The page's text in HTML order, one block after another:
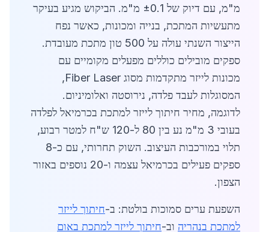
מ"מ, עם דיוק של ±0.1 מ"מ. הביקוש מגיע בעיקר
מתעשיות המתכת, בנייה ומכונות, כאשר נפח
הייצור השנתי עולה על 500 טון מתכת מעובדת.
ספקים מובילים כוללים מפעלים מקומיים עם
מכונות לייזר מתקדמות מסוג Fiber Laser,
המסוגלות לעבד פלדה, נירוסטה ואלומיניום.
לדוגמה, מחיר חיתוך לייזר למתכת בכרמיאל לפלדה
בעובי 3 מ"מ נע בין 80 ל-120 ש"ח למטר רבוע,
תלוי במורכבות העיצוב. השוק תחרותי, עם כ-8
ספקים פעילים בכרמיאל עצמה ו-20 נוספים באזור
הצפון.
השפעת ערים סמוכות בולטת: ב-חיתוך לייזר
למתכת בנהריה וב-חיתוך לייזר למתכת באום